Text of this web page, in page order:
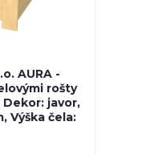
AURA -
rošty
Dekor: javor,
Výška čela: